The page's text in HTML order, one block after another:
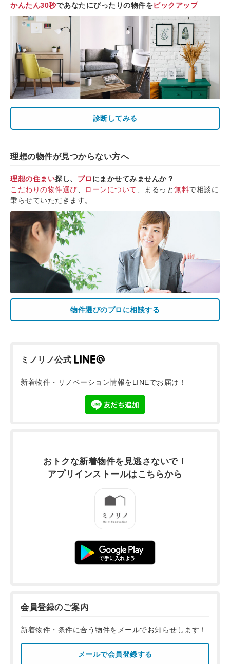
かんたん30秒であなたにぴったりの物件をピックアップ
診断してみる
理想の物件が見つからない方へ
理想の住まい探し、 プロ にまかせてみませんか？
こだわりの物件選び
ローンについて 、まるっと無料で相談に
乗らせていただきます。
物件選びのプロに相談する
ミノリノ公式
新着物件・リノベーション情報をLINEでお届け！
おトクな新着物件を 見逃さないで！
アプリインストールはこちらから
会員登録のご案内
新着物件・条件に合う物件をメールでお知らせします！
メールで会員登録する